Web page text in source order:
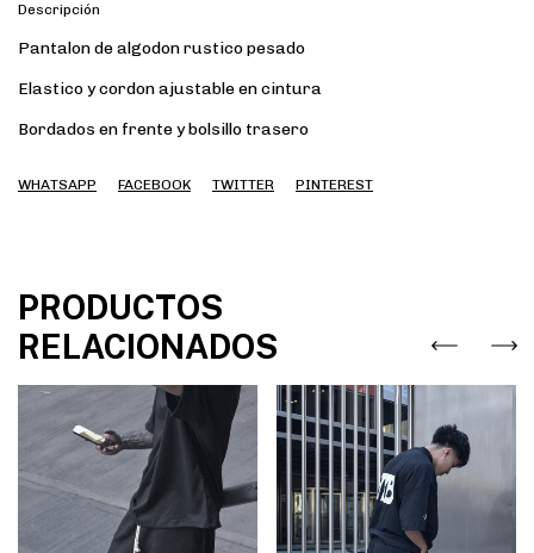
Descripción
Pantalon de algodon rustico pesado
Elastico y cordon ajustable en cintura
Bordados en frente y bolsillo trasero
WHATSAPP FACEBOOK TWITTER PINTEREST
PRODUCTOS
RELACIONADOS